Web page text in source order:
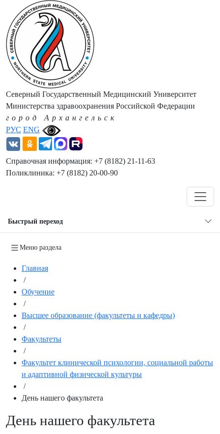
РУС ENG
Северный Государственный Медицинский Университет
Министерства здравоохранения Российской Федерации
город Архангельск
Справочная информация: +7 (8182) 21-11-63
Поликлиника: +7 (8182) 20-00-90
Быстрый переход
Меню раздела
Главная
/
Обучение
/
Высшее образование (факультеты и кафедры)
/
Факультеты
/
Факультет клинической психологии, социальной работы
и адаптивной физической культуры
/
День нашего факультета
День нашего факультета